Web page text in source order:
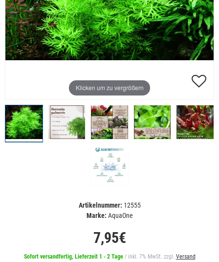
Klicken um zu vergrößern
Artikelnummer: 12555
Marke: AquaOne
7,95€
Sofort versandfertig, Lieferzeit 1 - 2 Tage / inkl. 7% MwSt. zzgl. Versand